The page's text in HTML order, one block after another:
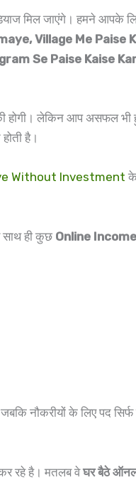
मिल जाएंगे। हमने आपके
Village Me Paise
Se Paise Kaise
होगी। लेकिन आप असफल
है।
Without Investment
ही कुछ Online
नौकरीयों के लिए पद
रहे है। मतलब वेघर बैठे